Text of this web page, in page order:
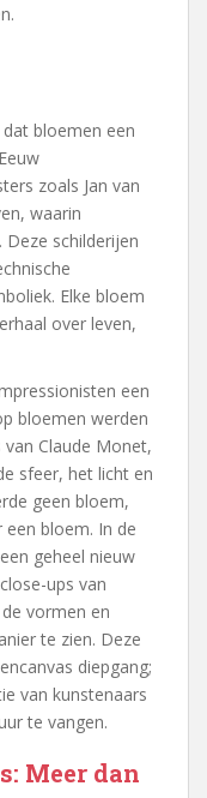
bloemen een
zoals Jan van
waarin
schilderijen
Elke bloem
over leven,
een
bloemen werden
van Claude Monet,
sfeer, het licht en
geen bloem,
bloem. In de
geheel nieuw
ups van
vormen en
te zien. Deze
diepgang;
van kunstenaars
te vangen.
Meer dan